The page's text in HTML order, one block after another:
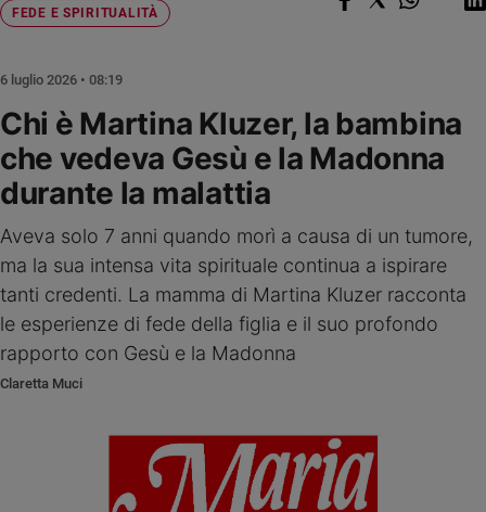
Fede
spiritualità
Santi
Devozione
e
fede
Parola
giorno
Santo
del
giorno
FEDE E SPIRITUALITÀ
Chi è Martina Kluzer, la bambina
che vedeva Gesù e la Madonna
durante la malattia
Aveva solo 7 anni quando morì a causa di un tumore,
ma la sua intensa vita spirituale continua a ispirare
tanti credenti. La mamma di Martina Kluzer racconta
le esperienze di fede della figlia e il suo profondo
rapporto con Gesù e la Madonna
Claretta Muci
6 luglio 2026 • 08:19